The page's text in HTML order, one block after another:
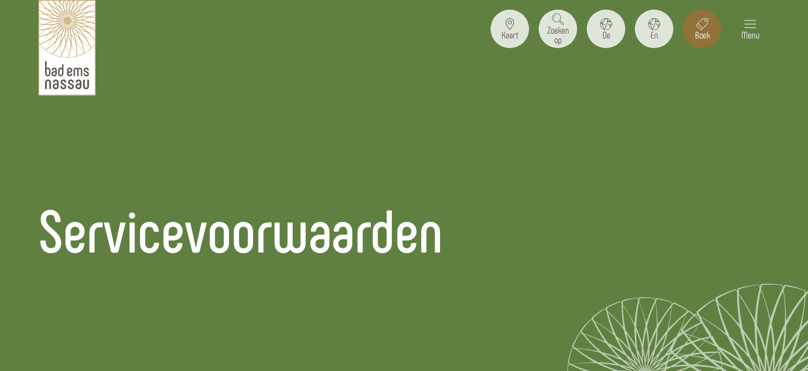
Kaart
Zoeken
op
De En Boek Menu
Servicevoorwaarden